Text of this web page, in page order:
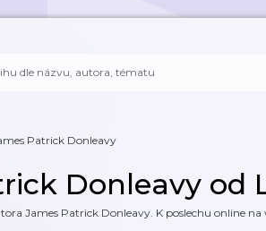
Patrick Donleavy
Donleavy od
James Patrick Donleavy. K poslechu online